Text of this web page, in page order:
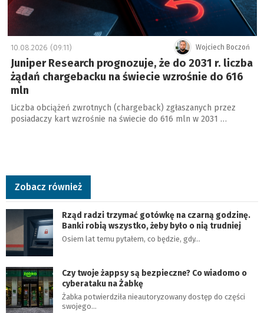
Wojciech Boczoń
10.08.2026 (09:11)
Juniper Research prognozuje, że do 2031 r. liczba
żądań chargebacku na świecie wzrośnie do 616
mln
Liczba obciążeń zwrotnych (chargeback) zgłaszanych przez
posiadaczy kart wzrośnie na świecie do 616 mln w 2031 …
Zobacz również
Rząd radzi trzymać gotówkę na czarną godzinę.
Banki robią wszystko, żeby było o nią trudniej
Osiem lat temu pytałem, co będzie, gdy…
Czy twoje żappsy są bezpieczne? Co wiadomo o
cyberataku na Żabkę
Żabka potwierdziła nieautoryzowany dostęp do części
swojego…